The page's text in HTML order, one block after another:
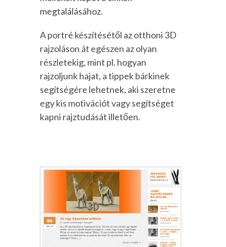
megtalálásához.
A portré készítésétől az otthoni 3D
rajzoláson át egészen az olyan
részletekig, mint pl. hogyan
rajzoljunk hajat, a tippek bárkinek
segítségére lehetnek, aki szeretne
egy kis motivációt vagy segítséget
kapni rajztudását illetően.